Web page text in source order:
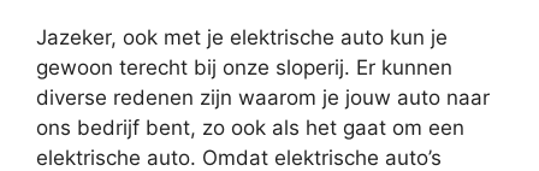
Jazeker, ook met je elektrische auto kun je
gewoon terecht bij onze sloperij. Er kunnen
diverse redenen zijn waarom je jouw auto naar
ons bedrijf bent, zo ook als het gaat om een
elektrische auto. Omdat elektrische auto’s